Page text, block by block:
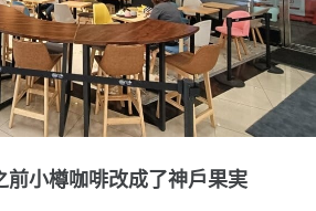
前小樽咖啡改成了神戶果実